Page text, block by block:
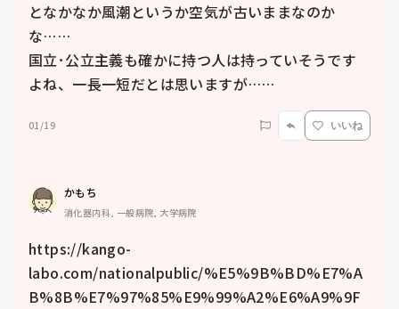
となかなか風潮というか空気が古いままなのか
な……
国立･公立主義も確かに持つ人は持っていそうです
01/19 いいね
かもち
消化器内科, 一般病院, 大学病院
https://kango-
labo.com/nationalpublic/%E5%9B%BD%E7%A
B%8B%E7%97%85%E9%99%A2%E6%A9%9F